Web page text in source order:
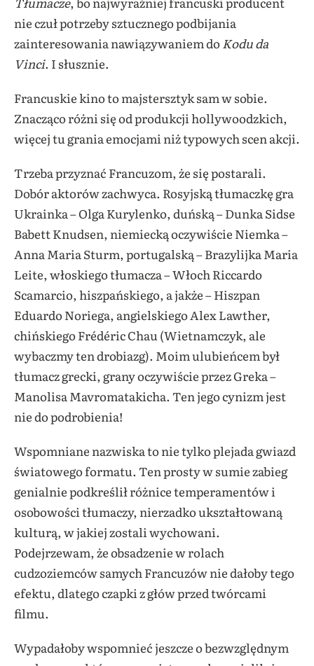
nie czuł potrzeby sztucznego podbijania
zainteresowania nawiązywaniem doKodu da
Vinci. I słusznie.
Francuskie kino to majstersztyk sam w sobie.
Znacząco różni się od produkcji hollywoodzkich,
więcej tu grania emocjami niż typowych scen akcji.
Trzeba przyznać Francuzom, że się postarali.
Dobór aktorów zachwyca. Rosyjską tłumaczkę gra
Ukrainka – Olga Kurylenko, duńską – Dunka Sidse
Babett Knudsen, niemiecką oczywiście Niemka –
Anna Maria Sturm, portugalską – Brazylijka Maria
Leite, włoskiego tłumacza – Włoch Riccardo
Scamarcio, hiszpańskiego, a jakże – Hiszpan
Eduardo Noriega, angielskiego Alex Lawther,
chińskiego Frédéric Chau (Wietnamczyk, ale
wybaczmy ten drobiazg). Moim ulubieńcem był
tłumacz grecki, grany oczywiście przez Greka –
Manolisa Mavromatakicha. Ten jego cynizm jest
nie do podrobienia!
Wspomniane nazwiska to nie tylko plejada gwiazd
światowego formatu. Ten prosty w sumie zabieg
genialnie podkreślił różnice temperamentów i
osobowości tłumaczy, nierzadko ukształtowaną
kulturą, w jakiej zostali wychowani.
Podejrzewam, że obsadzenie w rolach
cudzoziemców samych Francuzów nie dałoby tego
efektu, dlatego czapki z głów przed twórcami
filmu.
Wypadałoby wspomnieć jeszcze o bezwzględnym